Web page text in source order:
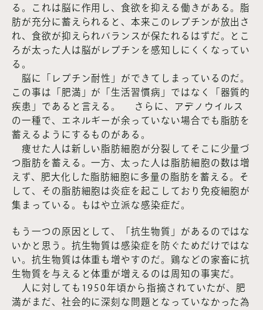
る。これは脳に作用し、食欲を抑える働きがある。脂
肪が充分に蓄えられると、本来このレプチンが放出さ
れ、食欲が抑えられバランスが保たれるはずだ。とこ
ろが太った人は脳がレプチンを感知しにくくなってい
る。
脳に「レプチン耐性」ができてしまっているのだ。
この事は「肥満」が「生活習慣病」ではなく「器質的
疾患」であると言える。 さらに、アデノウイルス
の一種で、エネルギーが余っていない場合でも脂肪を
蓄えるようにするものがある。
痩せた人は新しい脂肪細胞が分裂してそこに少量づ
つ脂肪を蓄える。一方、太った人は脂肪細胞の数は増
えず、肥大化した脂肪細胞に多量の脂肪を蓄える。そ
して、その脂肪細胞は炎症を起こしており免疫細胞が
集まっている。もはや立派な感染症だ。
もう一つの原因として、「抗生物質」があるのではな
いかと思う。抗生物質は感染症を防ぐためだけではな
い。抗生物質は体重も増やすのだ。鶏などの家畜に抗
生物質を与えると体重が増えるのは周知の事実だ。
人に対しても1950年頃から指摘されていたが、肥
満がまだ、社会的に深刻な問題となっていなかった為